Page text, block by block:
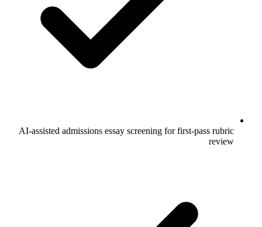
AI-assisted admissions essay screening for first-pass rubric
review